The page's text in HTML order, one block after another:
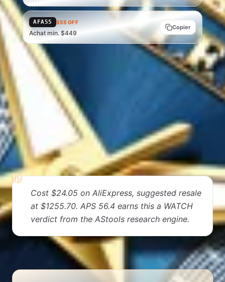
AFA55 $55 OFF
Achat min. $449
Copier
À jour au 15 juil. 2026 — à vérifier au paiement, AliExpress pouvant
modifier ou retirer les codes à tout moment. L'éligibilité dépend du statut
du compte, de la région et de la valeur du panier ; AliExpress fait foi.
VERDICT ÉDITORIAL
Pourquoi on l'aime
Cost $24.05 on AliExpress, suggested resale
at $1255.70. APS 56.4 earns this a WATCH
verdict from the AStools research engine.
Women's Watches · APS 56 · 98% margin